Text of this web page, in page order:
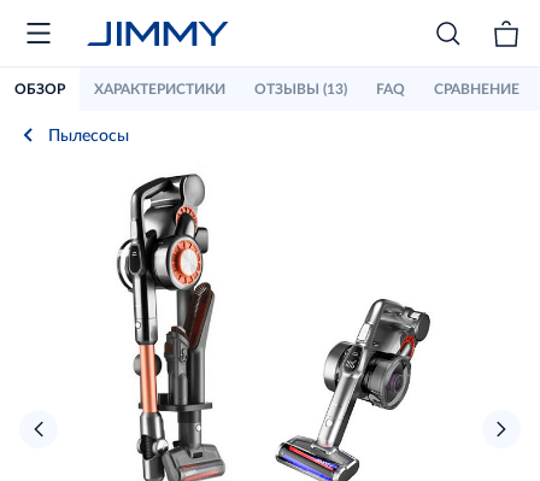
ОБЗОР ХАРАКТЕРИСТИКИ ОТЗЫВЫ (13) FAQ СРАВНЕНИЕ
Пылесосы
‹ ›